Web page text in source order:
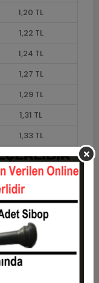
1,20 TL
1,22 TL
1,24 TL
1,27 TL
1,29 TL
1,31 TL
1,33 TL
1,34 TL
1,36 TL
Toplam Tutar
1,10 TL